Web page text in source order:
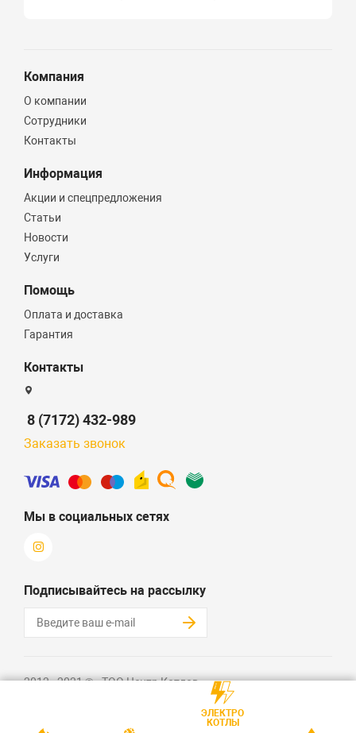
ЭЛЕКТРО
КОТЛЫ
Компания
О компании
Сотрудники
Контакты
Информация
Акции и спецпредложения
Статьи
Новости
Услуги
Помощь
Оплата и доставка
Гарантия
Контакты
8 (7172) 432-989
Заказать звонок
Мы в социальных сетях
Подписывайтесь на рассылку
2012 - 2021 © «ТОО Центр Котлов»
Создание интернет-магазина + SEO - Алматов Кайрат